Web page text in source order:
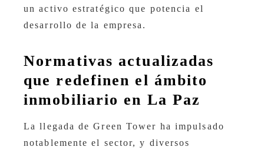
un activo estratégico que potencia el
desarrollo de la empresa.
Normativas actualizadas
que redefinen el ámbito
inmobiliario en La Paz
La llegada de Green Tower ha impulsado
notablemente el sector, y diversos